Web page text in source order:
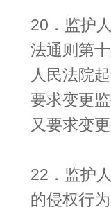
20．监护
法通则第
人民法院
要求变更
又要求变
22．监护
的侵权行